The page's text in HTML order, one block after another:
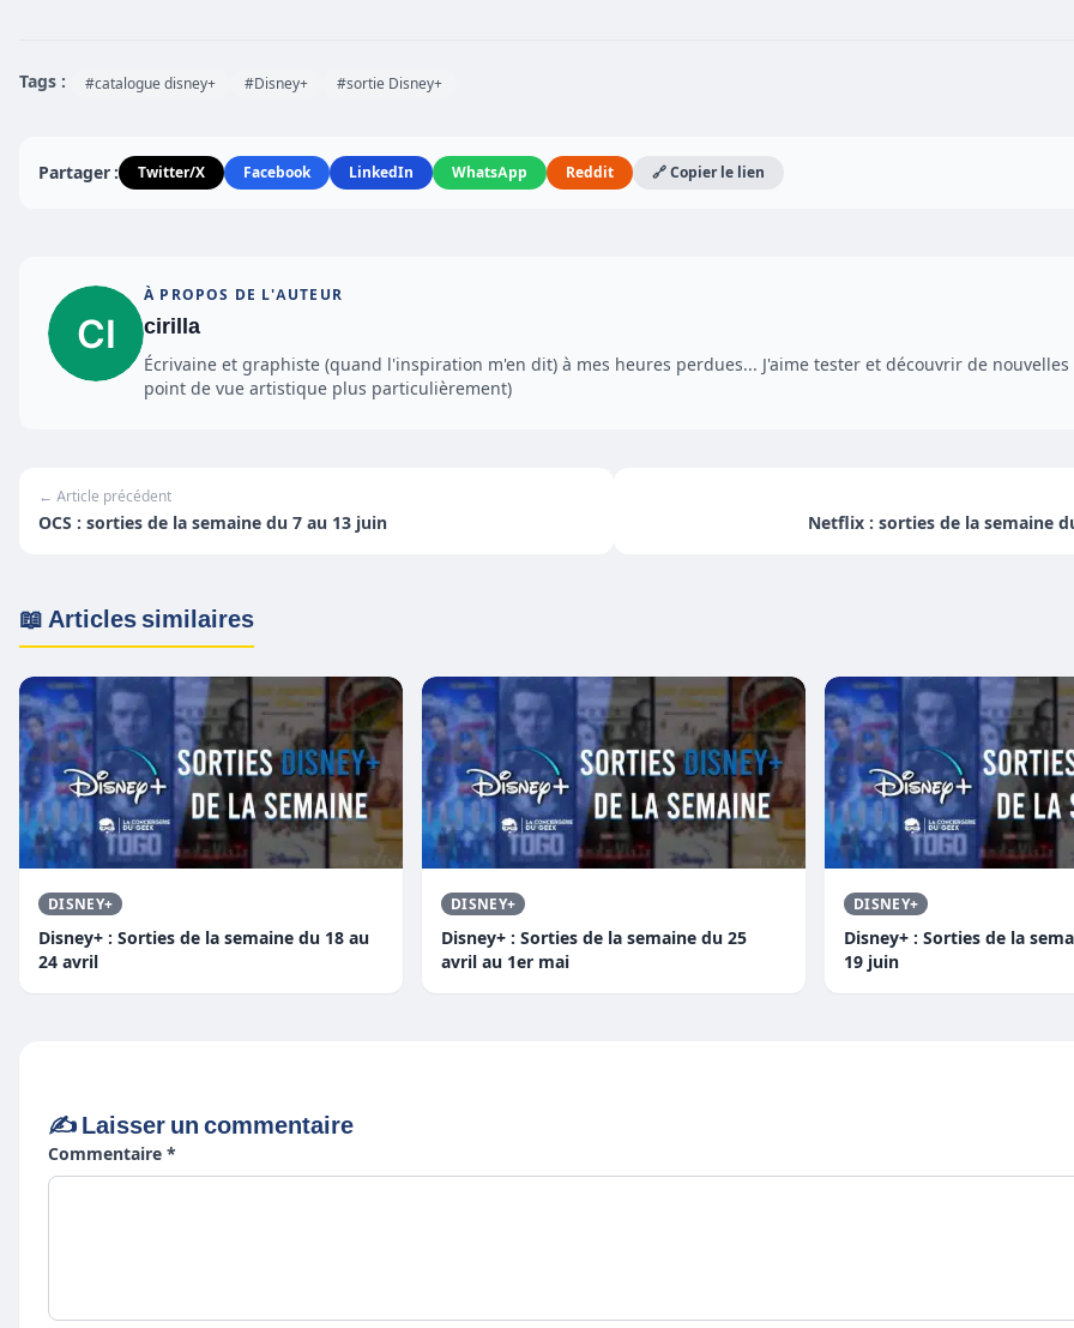
Tags : #catalogue disney+ #Disney+ #sortie Disney+
Partager : Twitter/X Facebook LinkedIn WhatsApp Reddit 🔗 Copier le lien
À PROPOS DE L'AUTEUR
cirilla
Écrivaine et graphiste (quand l'inspiration m'en dit) à mes heures perdues... J'aime tester et découvrir de nouvelles
point de vue artistique plus particulièrement)
← Article précédent
OCS : sorties de la semaine du 7 au 13 juin Netflix : sorties de la semaine
📖 Articles similaires
DISNEY+
Disney+ : Sorties de la semaine du 18 au
24 avril
DISNEY+
Disney+ : Sorties de la semaine du 25
avril au 1er mai
DISNEY+
Disney+ : Sorties de la
19 juin
✍️ Laisser un commentaire
Commentaire *